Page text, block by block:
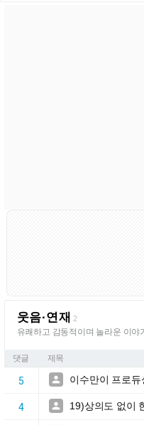
웃음·연재 2
유쾌하고 감동적이며 놀라운 이야
댓글 제목
5  이수만이 프로
4  19)상의도 없이